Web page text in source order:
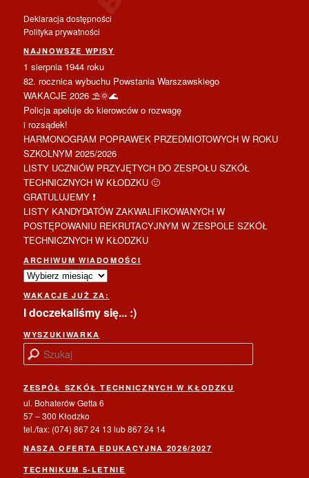
Deklaracja dostępności
Polityka prywatności
NAJNOWSZE WPISY
1 sierpnia 1944 roku
82. rocznica wybuchu Powstania Warszawskiego
WAKACJE 2026 ⛱️🌞🌊
Policja apeluje do kierowców o rozwagę
i rozsądek!
HARMONOGRAM POPRAWEK PRZEDMIOTOWYCH W ROKU
SZKOLNYM 2025/2026
LISTY UCZNIÓW PRZYJĘTYCH DO ZESPOŁU SZKÓŁ
TECHNICZNYCH W KŁODZKU 🙂
GRATULUJEMY ❗
LISTY KANDYDATÓW ZAKWALIFIKOWANYCH W
POSTĘPOWANIU REKRUTACYJNYM W ZESPOLE SZKÓŁ
TECHNICZNYCH W KŁODZKU
ARCHIWUM WIADOMOŚCI
Archiwum
WAKACJE JUŻ ZA:
I doczekaliśmy się... :)
WYSZUKIWARKA
z
k
a
j
ZESPÓŁ SZKÓŁ TECHNICZNYCH W KŁODZKU
ul. Bohaterów Getta 6
57 – 300 Kłodzko
tel./fax: (074) 867 24 13 lub 867 24 14
NASZA OFERTA EDUKACYJNA 2026/2027
TECHNIKUM 5-LETNIE